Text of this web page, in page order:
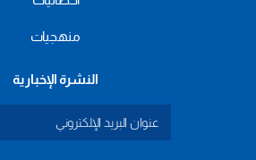
منهجيات
النشرة الإخبارية